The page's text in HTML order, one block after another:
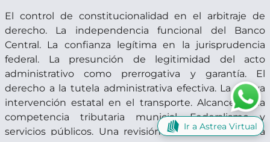
El control de constitucionalidad en el arbitraje de
derecho. La independencia funcional del Banco
Central. La confianza legítima en la jurisprudencia
federal. La presunción de legitimidad del acto
administrativo como prerrogativa y garantía. El
derecho a la tutela administrativa efectiva. La nueva
intervención estatal en el transporte. Alcance de la
competencia tributaria municial. Federalismo y
servicios públicos. Una revisión de los límites de la
Ir a Astrea Virtual